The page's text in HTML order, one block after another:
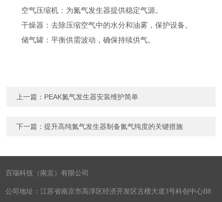
空气压缩机：为氮气发生器提供稳定气源。
干燥器：去除压缩空气中的水分和油雾，保护设备。
储气罐：平衡供需波动，确保持续供气。
上一篇： PEAK氮气发生器安装维护简单
下一篇：提升高纯氮气发生器制备氮气纯度的关键措施
百瑞科技（南京）有限公司
公司地址：江苏省南京市高淳区经济开发区古檀大道3号科创中心B8